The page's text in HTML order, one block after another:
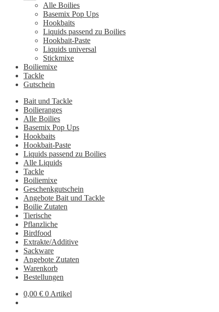
Alle Boilies
Basemix Pop Ups
Hookbaits
Liquids passend zu Boilies
Hookbait-Paste
Liquids universal
Stickmixe
Boiliemixe
Tackle
Gutschein
Bait und Tackle
Boilieranges
Alle Boilies
Basemix Pop Ups
Hookbaits
Hookbait-Paste
Liquids passend zu Boilies
Alle Liquids
Tackle
Boiliemixe
Geschenkgutschein
Angebote Bait und Tackle
Boilie Zutaten
Tierische
Pflanzliche
Birdfood
Extrakte/Additive
Sackware
Angebote Zutaten
Warenkorb
Bestellungen
0,00 € 0 Artikel